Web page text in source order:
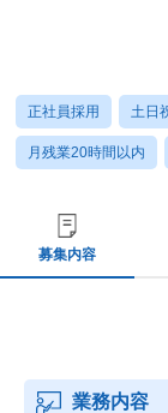
正社員採用 土日
月残業20時間以内
募集内容
業務内容